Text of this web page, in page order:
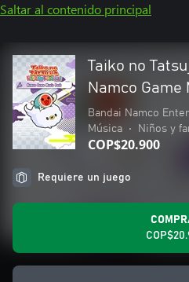
Saltar al contenido principal
Taiko no
Namco Game
Bandai Namco
Música
• Niños y
COP$20.900
Requiere un juego